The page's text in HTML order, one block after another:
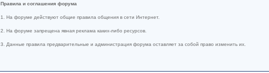
Правила и соглашения форума
1. На форуме действуют общие правила общения в сети Интернет.
2. На форуме запрещена явная реклама каких-либо ресурсов.
3. Данные правила предварительные и администрация форума оставляет за собой право изменить их.